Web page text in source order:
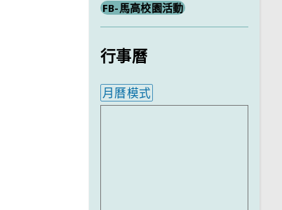
FB-馬高校園活動
行事曆
月曆模式